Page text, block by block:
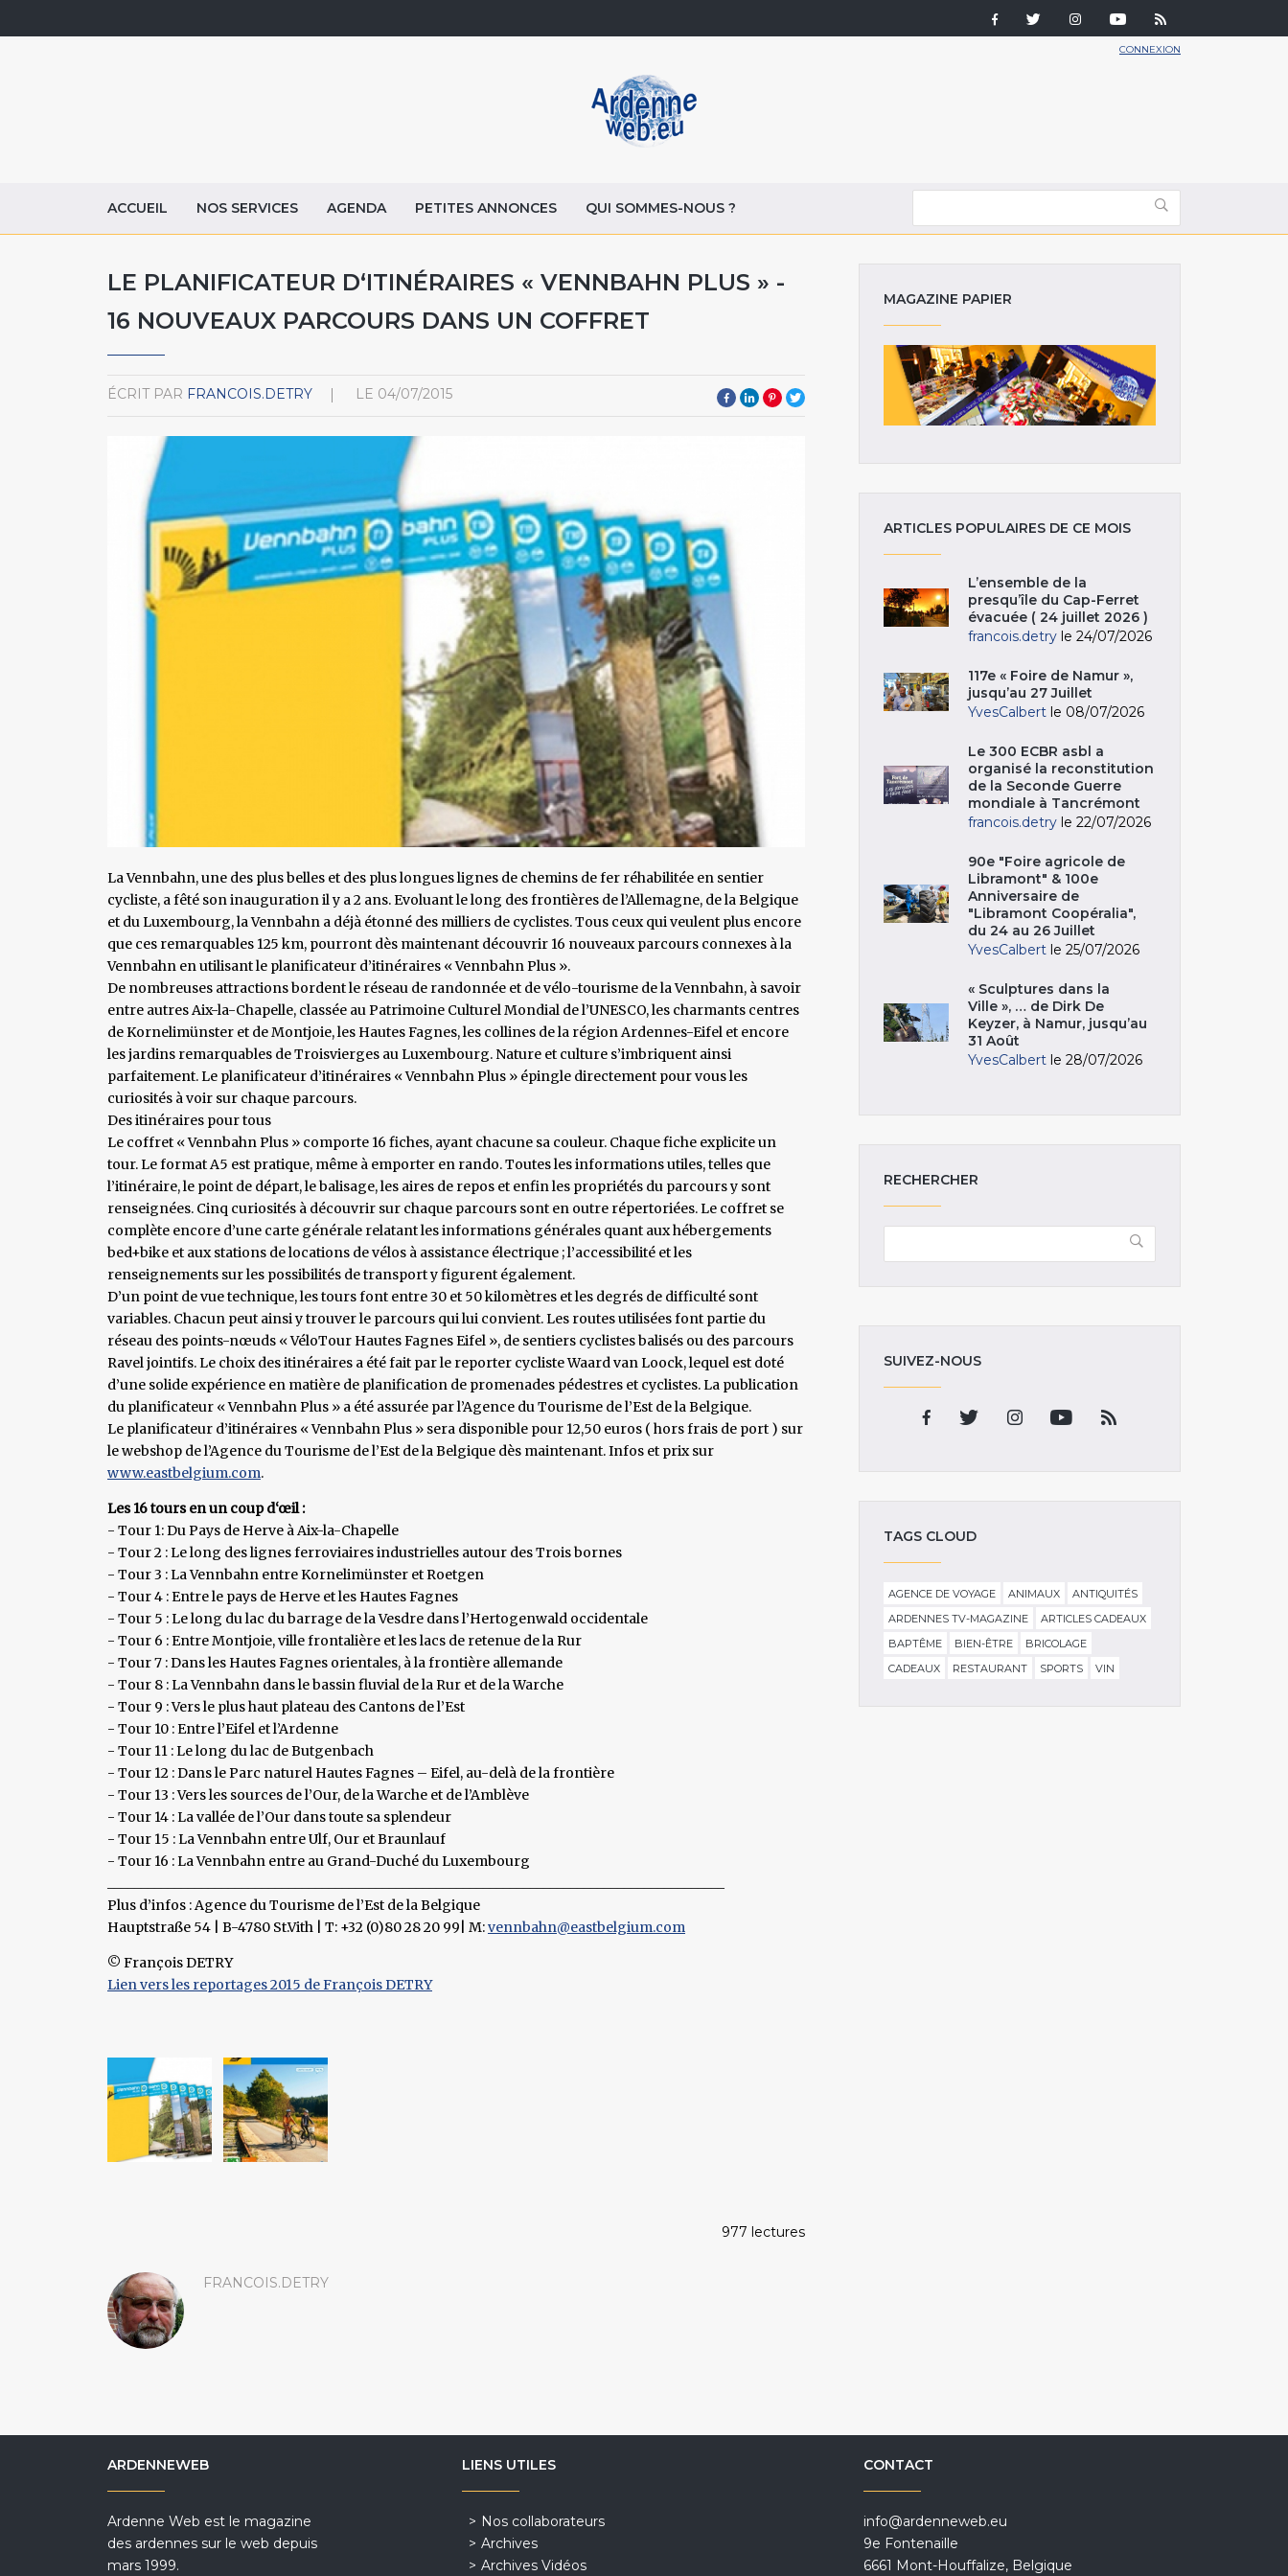
CONNEXION
ACCUEIL NOS SERVICES AGENDA PETITES ANNONCES QUI SOMMES-NOUS ?
LE PLANIFICATEUR D‘ITINÉRAIRES « VENNBAHN PLUS » -
16 NOUVEAUX PARCOURS DANS UN COFFRET
ÉCRIT PAR FRANCOIS.DETRY LE 04/07/2015
La Vennbahn, une des plus belles et des plus longues lignes de chemins de fer réhabilitée en sentier
cycliste, a fêté son inauguration il y a 2 ans. Evoluant le long des frontières de l’Allemagne, de la Belgique
et du Luxembourg, la Vennbahn a déjà étonné des milliers de cyclistes. Tous ceux qui veulent plus encore
que ces remarquables 125 km, pourront dès maintenant découvrir 16 nouveaux parcours connexes à la
Vennbahn en utilisant le planificateur d’itinéraires « Vennbahn Plus ».
De nombreuses attractions bordent le réseau de randonnée et de vélo-tourisme de la Vennbahn, à savoir
entre autres Aix-la-Chapelle, classée au Patrimoine Culturel Mondial de l’UNESCO, les charmants centres
de Kornelimünster et de Montjoie, les Hautes Fagnes, les collines de la région Ardennes-Eifel et encore
les jardins remarquables de Troisvierges au Luxembourg. Nature et culture s’imbriquent ainsi
parfaitement. Le planificateur d’itinéraires « Vennbahn Plus » épingle directement pour vous les
curiosités à voir sur chaque parcours.
Des itinéraires pour tous
Le coffret « Vennbahn Plus » comporte 16 fiches, ayant chacune sa couleur. Chaque fiche explicite un
tour. Le format A5 est pratique, même à emporter en rando. Toutes les informations utiles, telles que
l’itinéraire, le point de départ, le balisage, les aires de repos et enfin les propriétés du parcours y sont
renseignées. Cinq curiosités à découvrir sur chaque parcours sont en outre répertoriées. Le coffret se
complète encore d’une carte générale relatant les informations générales quant aux hébergements
bed+bike et aux stations de locations de vélos à assistance électrique ; l’accessibilité et les
renseignements sur les possibilités de transport y figurent également.
D’un point de vue technique, les tours font entre 30 et 50 kilomètres et les degrés de difficulté sont
variables. Chacun peut ainsi y trouver le parcours qui lui convient. Les routes utilisées font partie du
réseau des points-nœuds « VéloTour Hautes Fagnes Eifel », de sentiers cyclistes balisés ou des parcours
Ravel jointifs. Le choix des itinéraires a été fait par le reporter cycliste Waard van Loock, lequel est doté
d’une solide expérience en matière de planification de promenades pédestres et cyclistes. La publication
du planificateur « Vennbahn Plus » a été assurée par l’Agence du Tourisme de l’Est de la Belgique.
Le planificateur d’itinéraires « Vennbahn Plus » sera disponible pour 12,50 euros ( hors frais de port ) sur
le webshop de l’Agence du Tourisme de l’Est de la Belgique dès maintenant. Infos et prix sur
www.eastbelgium.com.
Les 16 tours en un coup d‘œil :
- Tour 1: Du Pays de Herve à Aix-la-Chapelle
- Tour 2 : Le long des lignes ferroviaires industrielles autour des Trois bornes
- Tour 3 : La Vennbahn entre Kornelimünster et Roetgen
- Tour 4 : Entre le pays de Herve et les Hautes Fagnes
- Tour 5 : Le long du lac du barrage de la Vesdre dans l’Hertogenwald occidentale
- Tour 6 : Entre Montjoie, ville frontalière et les lacs de retenue de la Rur
- Tour 7 : Dans les Hautes Fagnes orientales, à la frontière allemande
- Tour 8 : La Vennbahn dans le bassin fluvial de la Rur et de la Warche
- Tour 9 : Vers le plus haut plateau des Cantons de l’Est
- Tour 10 : Entre l’Eifel et l’Ardenne
- Tour 11 : Le long du lac de Butgenbach
- Tour 12 : Dans le Parc naturel Hautes Fagnes – Eifel, au-delà de la frontière
- Tour 13 : Vers les sources de l’Our, de la Warche et de l’Amblève
- Tour 14 : La vallée de l’Our dans toute sa splendeur
- Tour 15 : La Vennbahn entre Ulf, Our et Braunlauf
- Tour 16 : La Vennbahn entre au Grand-Duché du Luxembourg
Plus d’infos : Agence du Tourisme de l’Est de la Belgique
Hauptstraße 54 | B-4780 St.Vith | T: +32 (0)80 28 20 99| M:vennbahn@eastbelgium.com
© François DETRY
Lien vers les reportages 2015 de François DETRY
977 lectures
FRANCOIS.DETRY
MAGAZINE PAPIER
ARTICLES POPULAIRES DE CE MOIS
L’ensemble de la
presqu’île du Cap-Ferret
évacuée ( 24 juillet 2026 )
francois.detry le 24/07/2026
117e « Foire de Namur »,
jusqu’au 27 Juillet
YvesCalbert le 08/07/2026
Le 300 ECBR asbl a
organisé la reconstitution
de la Seconde Guerre
mondiale à Tancrémont
francois.detry le 22/07/2026
90e "Foire agricole de
Libramont" & 100e
Anniversaire de
"Libramont Coopéralia",
du 24 au 26 Juillet
YvesCalbert le 25/07/2026
« Sculptures dans la
Ville », … de Dirk De
Keyzer, à Namur, jusqu’au
31 Août
YvesCalbert le 28/07/2026
RECHERCHER
SUIVEZ-NOUS
TAGS CLOUD
AGENCE DE VOYAGE ANIMAUX
ANTIQUITÉS
ARDENNES TV-MAGAZINE
ARTICLES CADEAUX
BAPTÊME
BIEN-ÊTRE
BRICOLAGE
CADEAUX
RESTAURANT SPORTS VIN
ARDENNEWEB
Ardenne Web est le magazine
des ardennes sur le web depuis
mars 1999.
LIENS UTILES
Nos collaborateurs
Archives
Archives Vidéos
CONTACT
info@ardenneweb.eu
9e Fontenaille
6661 Mont-Houffalize, Belgique